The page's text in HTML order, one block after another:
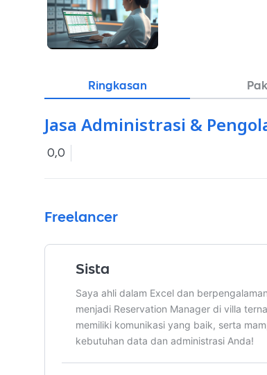
Ringkasan
Jasa Administrasi &
0,0
Freelancer
Sista
Saya ahli dalam Excel dan
menjadi Reservation Manager di villa
memiliki komunikasi yang baik, serta
kebutuhan data dan administrasi Anda!